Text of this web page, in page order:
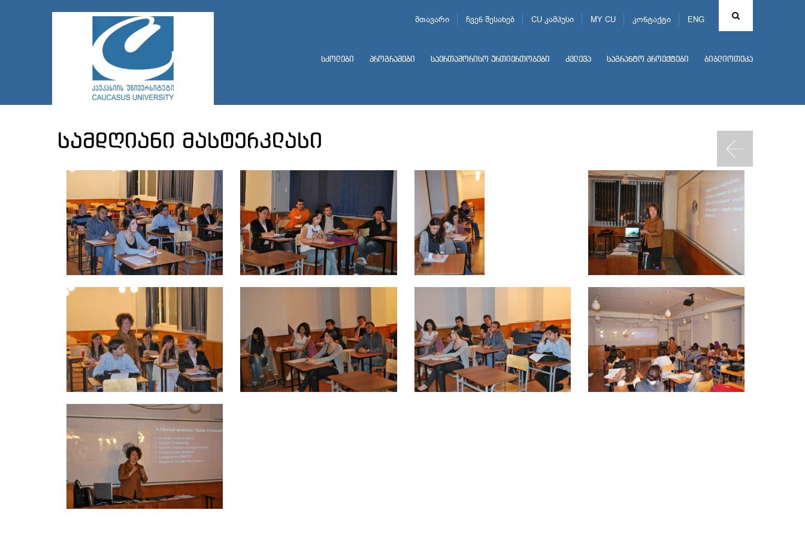
ENG
მთავარი ჩვენ შესახებ CU კამპუსი MY CU კონტაქტი
სკოლები პროგრამები საერთაშორისო ურთიერთობები კვლევა საგრანტო პროექტები ბიბლიოთეკა
სამდღიანი მასტერკლასი